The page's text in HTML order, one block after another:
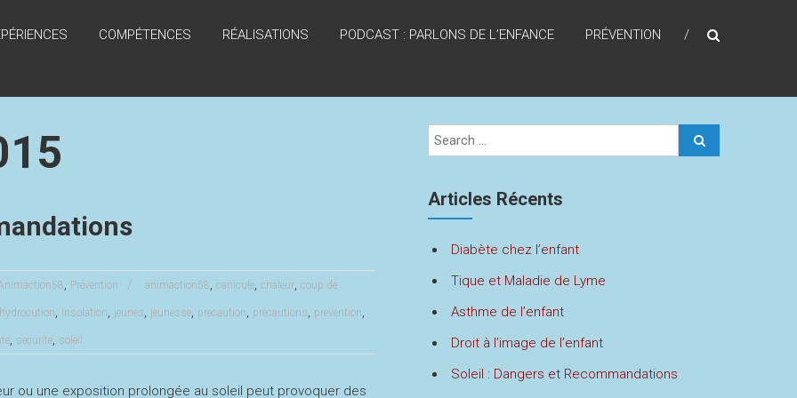
COMPÉTENCES RÉALISATIONS PODCAST : PARLONS DE L’ENFANCE PRÉVENTION
, Prévention animaction58, canicule, chaleur, coup de
hydrocution, insolation, jeunes, jeunesse, precaution, précautions, prevention,
, securite, soleil
ou une exposition prolongée au soleil peut provoquer des
Articles Récents
Diabète chez l’enfant
Tique et Maladie de Lyme
Asthme de l’enfant
Droit à l’image de l’enfant
Soleil : Dangers et Recommandations